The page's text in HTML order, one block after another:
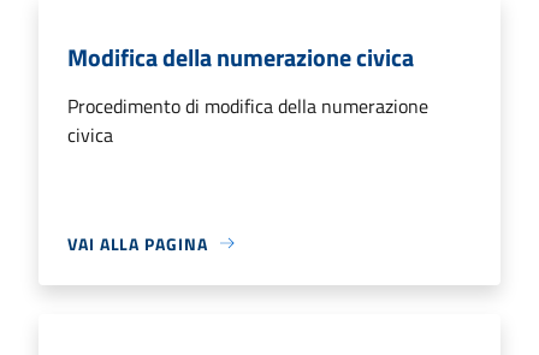
Modifica della numerazione civica
Procedimento di modifica della numerazione
civica
VAI ALLA PAGINA